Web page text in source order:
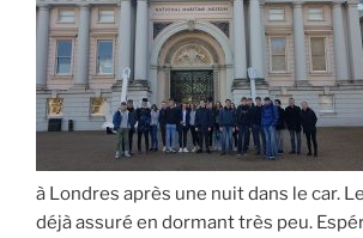
à Londres après une nuit dans le car.
déjà assuré en dormant très peu.